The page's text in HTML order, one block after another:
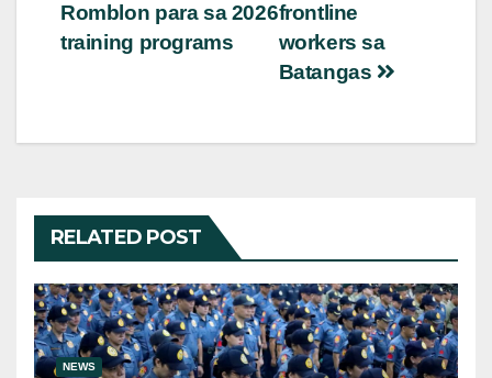
frontline
workers sa
Batangas
Romblon para sa 2026
training programs
RELATED POST
NEWS